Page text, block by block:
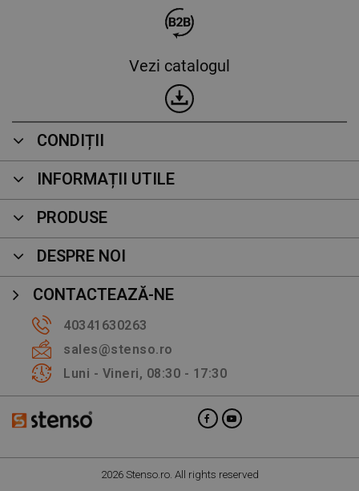
Vezi catalogul
CONDIȚII
INFORMAȚII UTILE
PRODUSE
DESPRE NOI
CONTACTEAZĂ-NE
40341630263
sales@stenso.ro
Luni - Vineri, 08:30 - 17:30
2026 Stenso.ro. All rights reserved